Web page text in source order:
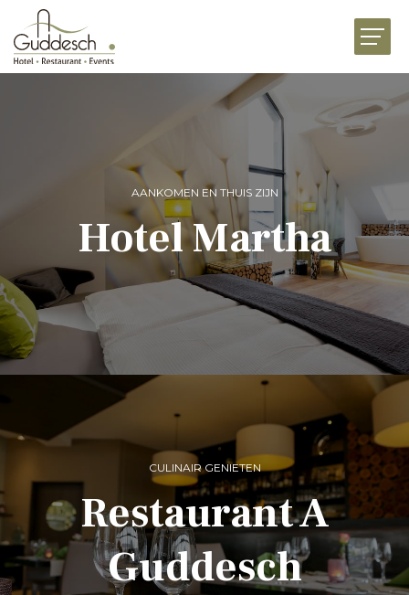
NIEUWS CONTACT
NL
FR
DE
EN
RESTAURANTS
EVENEMENTEN
BUSINESS
FESTIVITEITEN
DELICATESSENWERELD
AANKOMEN EN THUIS ZIJN
Hotel Martha
CULINAIR GENIETEN
Restaurant A
Guddesch